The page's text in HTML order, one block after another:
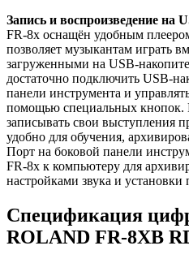
Запись и воспроизведение на
FR-8x оснащён удобным
позволяет музыкантам играть
загруженными на USB-
достаточно подключить USB-
панели инструмента и
помощью специальных кнопок.
записывать свои выступления
удобно для обучения,
Порт на боковой панели
FR-8x к компьютеру для
настройками звука и
Спецификация
ROLAND FR-8XB